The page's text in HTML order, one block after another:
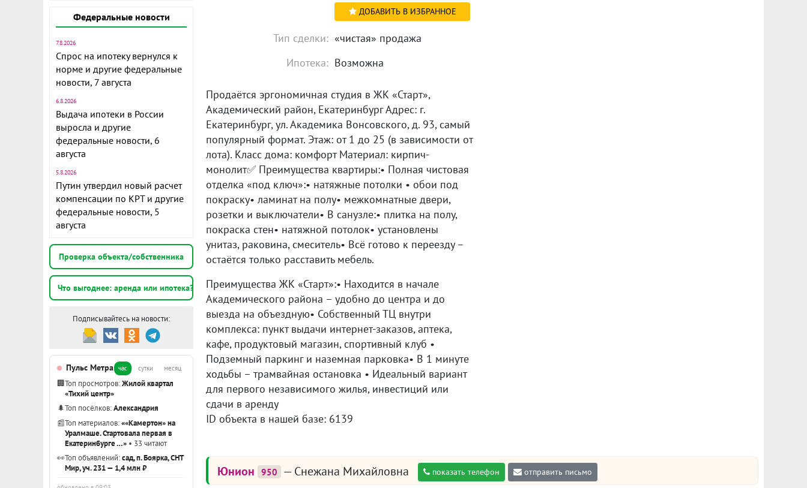
Федеральные новости
7.8.2026
Спрос на ипотеку вернулся к
норме и другие федеральные
новости, 7 августа
6.8.2026
Выдача ипотеки в России
выросла и другие
федеральные новости, 6
августа
5.8.2026
Путин утвердил новый расчет
компенсации по КРТ и другие
федеральные новости, 5
августа
Проверка объекта/собственника
Что выгоднее: аренда или ипотека?
Подписывайтесь на новости:
Пульс Метра час сутки месяц
🏢Топ просмотров:Жилой квартал
«Тихий центр»
🌲Топ посёлков:Александрия
📰Топ материалов:««Камертон» на
Уралмаше. Стартовала первая в
Екатеринбурге …» • 33 читают
👀Топ объявлений:сад, п. Боярка, СНТ
Мир, уч. 231 — 1,4 млн ₽
ДОБАВИТЬ В ИЗБРАННОЕ
Тип сделки: «чистая» продажа
Ипотека: Возможна
Продаётся эргономичная студия в ЖК «Старт»,
Академический район, Екатеринбург Адрес: г.
Екатеринбург, ул. Академика Вонсовского, д. 93, самый
популярный формат. Этаж: от 1 до 25 (в зависимости от
лота). Класс дома: комфорт Материал: кирпич-
монолит✅ Преимущества квартиры:• Полная чистовая
отделка «под ключ»:• натяжные потолки • обои под
покраску• ламинат на полу• межкомнатные двери,
розетки и выключатели• В санузле:• плитка на полу,
покраска стен• натяжной потолок• установлены
унитаз, раковина, смеситель• Всё готово к переезду –
остаётся только расставить мебель.
Преимущества ЖК «Старт»:• Находится в начале
Академического района – удобно до центра и до
выезда на объездную• Собственный ТЦ внутри
комплекса: пункт выдачи интернет-заказов, аптека,
кафе, продуктовый магазин, спортивный клуб •
Подземный паркинг и наземная парковка• В 1 минуте
ходьбы – трамвайная остановка • Идеальный вариант
для первого независимого жилья, инвестиций или
сдачи в аренду
ID объекта в нашей базе: 6139
Юнион 950 — Снежана Михайловна показать телефон отправить письмо